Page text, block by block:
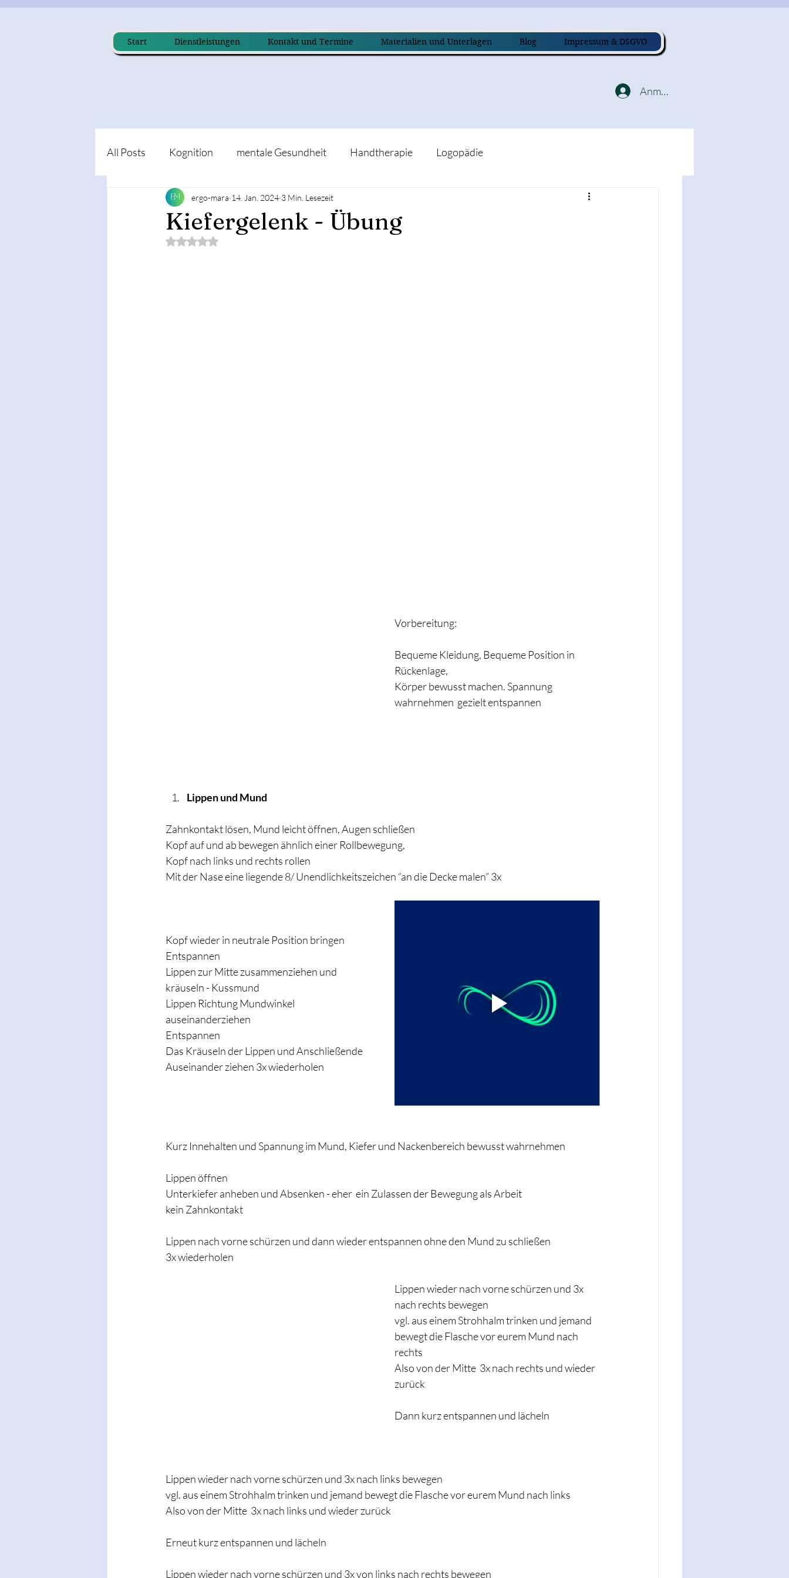
Start Dienstleistungen Kontakt und Termine Materialien und Unterlagen Blog Impressum & DSGVO
Anmelden
All Posts Kognition mentale Gesundheit Handtherapie Logopädie
Kiefergelenk - Übung
ergo-mara 14. Jan. 2024 3 Min. Lesezeit
Mit NaN von 5 Sternen bewertet.
Vorbereitung:
Bequeme Kleidung, Bequeme Position in
Rückenlage,
Körper bewusst machen. Spannung
wahrnehmen  gezielt entspannen
Lippen und Mund
Zahnkontakt lösen, Mund leicht öffnen, Augen schließen
Kopf auf und ab bewegen ähnlich einer Rollbewegung,
Kopf nach links und rechts rollen
Mit der Nase eine liegende 8/ Unendlichkeitszeichen “an die Decke malen” 3x
Kopf wieder in neutrale Position bringen
Entspannen
Lippen zur Mitte zusammenziehen und
kräuseln - Kussmund
Lippen Richtung Mundwinkel
auseinanderziehen
Entspannen
Das Kräuseln der Lippen und Anschließende
Auseinander ziehen 3x wiederholen
Kurz Innehalten und Spannung im Mund, Kiefer und Nackenbereich bewusst wahrnehmen
Lippen öffnen
Unterkiefer anheben und Absenken - eher  ein Zulassen der Bewegung als Arbeit
kein Zahnkontakt
Lippen nach vorne schürzen und dann wieder entspannen ohne den Mund zu schließen
3x wiederholen
Lippen wieder nach vorne schürzen und 3x
nach rechts bewegen
vgl. aus einem Strohhalm trinken und jemand
bewegt die Flasche vor eurem Mund nach
rechts
Also von der Mitte  3x nach rechts und wieder
zurück
Dann kurz entspannen und lächeln
Lippen wieder nach vorne schürzen und 3x nach links bewegen
vgl. aus einem Strohhalm trinken und jemand bewegt die Flasche vor eurem Mund nach links
Also von der Mitte  3x nach links und wieder zurück
Erneut kurz entspannen und lächeln
Lippen wieder nach vorne schürzen und 3x von links nach rechts bewegen